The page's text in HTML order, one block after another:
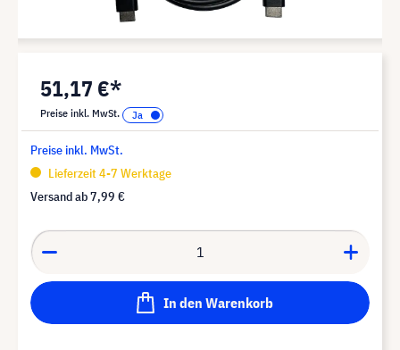
51,17 €*
Preise inkl. MwSt.
Preise inkl. MwSt.
Lieferzeit 4-7 Werktage
Versand ab7,99 €
In den Warenkorb